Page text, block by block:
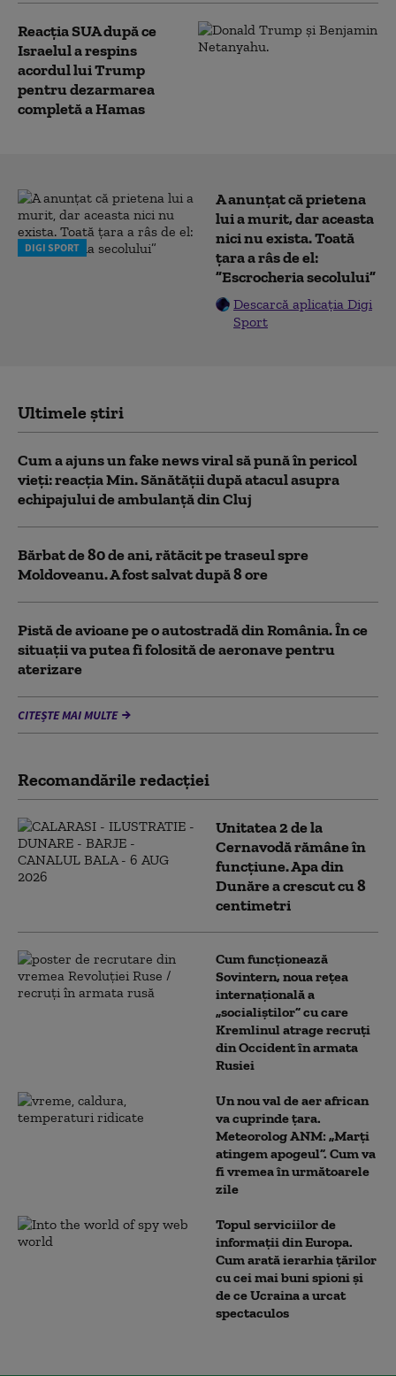
Reacția SUA după ce
Israelul a respins
acordul lui Trump
pentru dezarmarea
completă a Hamas
DIGI SPORT
A anunțat că prietena
lui a murit, dar aceasta
nici nu exista. Toată
țara a râs de el:
”Escrocheria secolului”
Descarcă aplicația Digi
Sport
Ultimele știri
Cum a ajuns un fake news viral să pună în pericol
vieți: reacția Min. Sănătății după atacul asupra
echipajului de ambulanță din Cluj
Bărbat de 80 de ani, rătăcit pe traseul spre
Moldoveanu. A fost salvat după 8 ore
Pistă de avioane pe o autostradă din România. În ce
situații va putea fi folosită de aeronave pentru
aterizare
CITEȘTE MAI MULTE
Recomandările redacţiei
Unitatea 2 de la
Cernavodă rămâne în
funcțiune. Apa din
Dunăre a crescut cu 8
centimetri
Cum funcționează
Sovintern, noua rețea
internațională a
„socialiștilor” cu care
Kremlinul atrage recruți
din Occident în armata
Rusiei
Un nou val de aer african
va cuprinde țara.
Meteorolog ANM: „Marți
atingem apogeul”. Cum va
fi vremea în următoarele
zile
Topul serviciilor de
informații din Europa.
Cum arată ierarhia țărilor
cu cei mai buni spioni și
de ce Ucraina a urcat
spectaculos